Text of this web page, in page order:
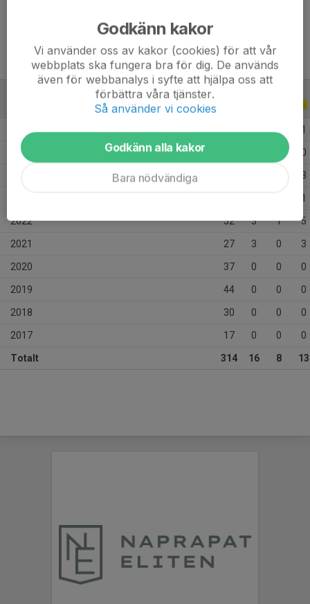
ALLA ÅR
18 2 4 1
2025 0
3
1
2022 52 3 1 5
2021 27 3 0 3
2020 37 0 0 0
2019 44 0 0 0
2018 30 0 0 0
2017 17 0 0 0
Totalt 314 16 8 13
Godkänn kakor
Vi använder oss av kakor (cookies) för att vår
webbplats ska fungera bra för dig. De används
även för webbanalys i syfte att hjälpa oss att
förbättra våra tjänster.
Så använder vi cookies
Godkänn alla kakor
Bara nödvändiga